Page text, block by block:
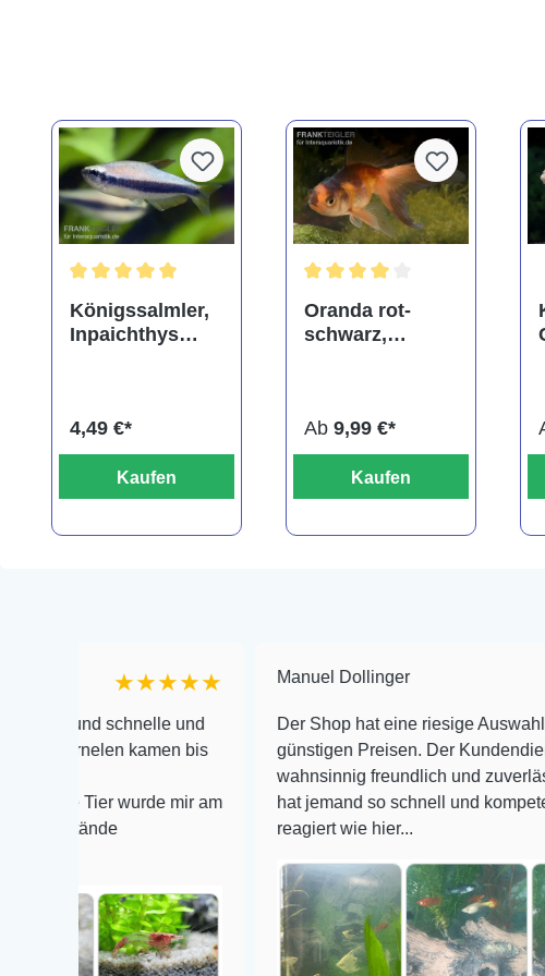
Königssalmler,
Inpaichthys
4,49 €*
Kaufen
Oranda rot-
schwarz,
verschiedene
Größen
Ab 9,99 €*
Kaufen
★★★★★
schnelle und
kamen bis
wurde mir am
Manuel Dollinger
Der Shop hat eine riesige Auswahl zu sehr
günstigen Preisen. Der Kundendienst is
wahnsinnig freundlich und zuverlässig, noch
hat jemand so schnell und kompetent auf
reagiert wie hier...